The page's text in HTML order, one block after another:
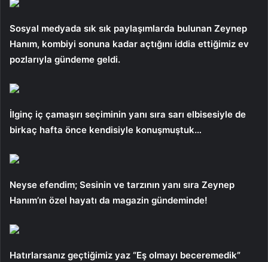
Sosyal medyada sık sık paylaşımlarda bulunan Zeynep
Hanım, kombiyi sonuna kadar açtığını iddia ettiğimiz ev
pozlarıyla gündeme geldi.
İlginç iç çamaşırı seçiminin yanı sıra sarı elbisesiyle de
birkaç hafta önce kendisiyle konuşmuştuk…
Neyse efendim; Sesinin ve tarzının yanı sıra Zeynep
Hanım’ın özel hayatı da magazin gündeminde!
Hatırlarsanız geçtiğimiz yaz “Eş olmayı beceremedik”